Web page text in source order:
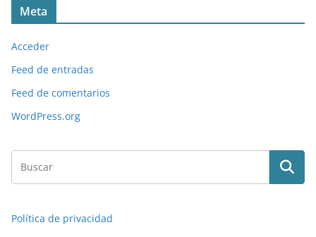
Meta
Acceder
Feed de entradas
Feed de comentarios
WordPress.org
Política de privacidad